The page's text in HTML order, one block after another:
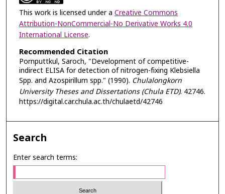
This work is licensed under a Creative Commons
Attribution-NonCommercial-No Derivative Works 4.0
International License.
Recommended Citation
Pornputtkul, Saroch, "Development of competitive-
indirect ELISA for detection of nitrogen-fixing Klebsiella
Spp. and Azospirillum spp." (1990). Chulalongkorn
University Theses and Dissertations (Chula ETD). 42746.
https://digital.car.chula.ac.th/chulaetd/42746
Search
Enter search terms: